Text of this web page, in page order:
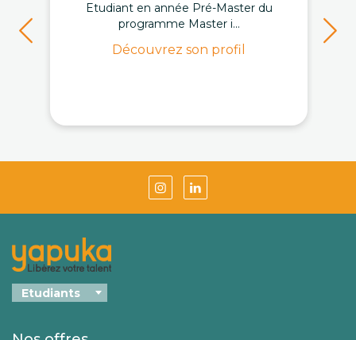
Etudiant en année Pré-Master du
programme Master i...
Découvrez son profil